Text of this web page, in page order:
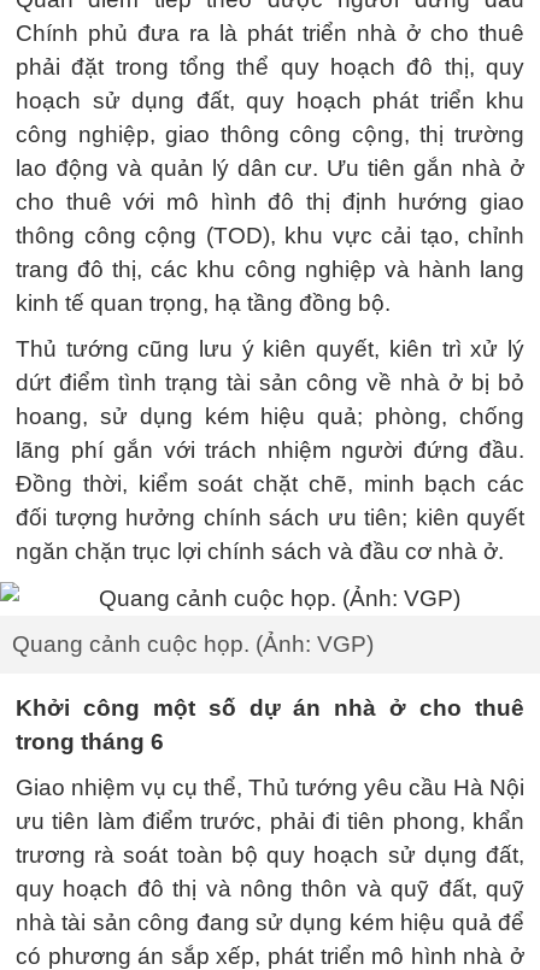
Chính phủ đưa ra là phát triển nhà ở cho thuê
phải đặt trong tổng thể quy hoạch đô thị, quy
hoạch sử dụng đất, quy hoạch phát triển khu
công nghiệp, giao thông công cộng, thị trường
lao động và quản lý dân cư. Ưu tiên gắn nhà ở
cho thuê với mô hình đô thị định hướng giao
thông công cộng (TOD), khu vực cải tạo, chỉnh
trang đô thị, các khu công nghiệp và hành lang
kinh tế quan trọng, hạ tầng đồng bộ.
Thủ tướng cũng lưu ý kiên quyết, kiên trì xử lý
dứt điểm tình trạng tài sản công về nhà ở bị bỏ
hoang, sử dụng kém hiệu quả; phòng, chống
lãng phí gắn với trách nhiệm người đứng đầu.
Đồng thời, kiểm soát chặt chẽ, minh bạch các
đối tượng hưởng chính sách ưu tiên; kiên quyết
ngăn chặn trục lợi chính sách và đầu cơ nhà ở.
Quang cảnh cuộc họp. (Ảnh: VGP)
Khởi công một số dự án nhà ở cho thuê
trong tháng 6
Giao nhiệm vụ cụ thể, Thủ tướng yêu cầu Hà Nội
ưu tiên làm điểm trước, phải đi tiên phong, khẩn
trương rà soát toàn bộ quy hoạch sử dụng đất,
quy hoạch đô thị và nông thôn và quỹ đất, quỹ
nhà tài sản công đang sử dụng kém hiệu quả để
có phương án sắp xếp, phát triển mô hình nhà ở